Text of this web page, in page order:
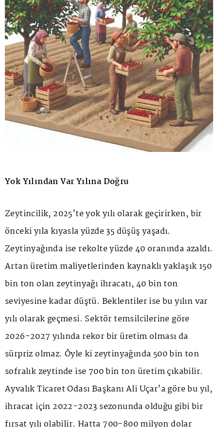
Yok Yılından Var Yılına Doğru
Zeytincilik, 2025'te yok yılı olarak geçirirken, bir
önceki yıla kıyasla yüzde 35 düşüş yaşadı.
Zeytinyağında ise rekolte yüzde 40 oranında azaldı.
Artan üretim maliyetlerinden kaynaklı yaklaşık 150
bin ton olan zeytinyağı ihracatı, 40 bin ton
seviyesine kadar düştü. Beklentiler ise bu yılın var
yılı olarak geçmesi. Sektör temsilcilerine göre
2026-2027 yılında rekor bir üretim olması da
sürpriz olmaz. Öyle ki zeytinyağında 500 bin ton
sofralık zeytinde ise 700 bin ton üretim çıkabilir.
Ayvalık Ticaret Odası Başkanı Ali Uçar'a göre bu yıl,
ihracat için 2022-2023 sezonunda olduğu gibi bir
fırsat yılı olabilir. Hatta 700-800 milyon dolar